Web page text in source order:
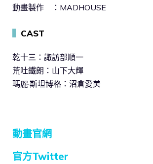
動畫製作 ：MADHOUSE
CAST
乾十三：諏訪部順一
荒吐鐵朗：山下大輝
瑪麗·斯坦博格：沼倉愛美
動畫官網
官方Twitter